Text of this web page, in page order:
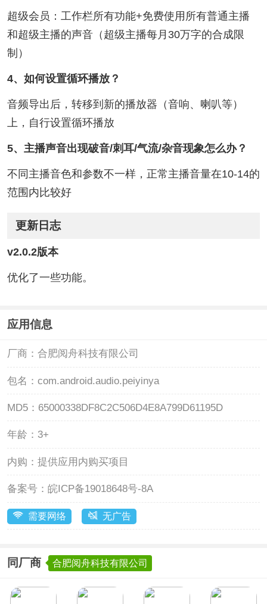
超级会员：工作栏所有功能+免费使用所有普通主播
和超级主播的声音（超级主播每月30万字的合成限
制）
4、如何设置循环播放？
音频导出后，转移到新的播放器（音响、喇叭等）
上，自行设置循环播放
5、主播声音出现破音/刺耳/气流/杂音现象怎么办？
不同主播音色和参数不一样，正常主播音量在10-14的
范围内比较好
更新日志
v2.0.2版本
优化了一些功能。
应用信息
厂商： 合肥阅舟科技有限公司
包名： com.android.audio.peiyinya
MD5： 65000338DF8C2C506D4E8A799D61195D
年龄： 3+
内购： 提供应用内购买项目
备案号： 皖ICP备19018648号-8A
需要网络 无广告
同厂商 合肥阅舟科技有限公司